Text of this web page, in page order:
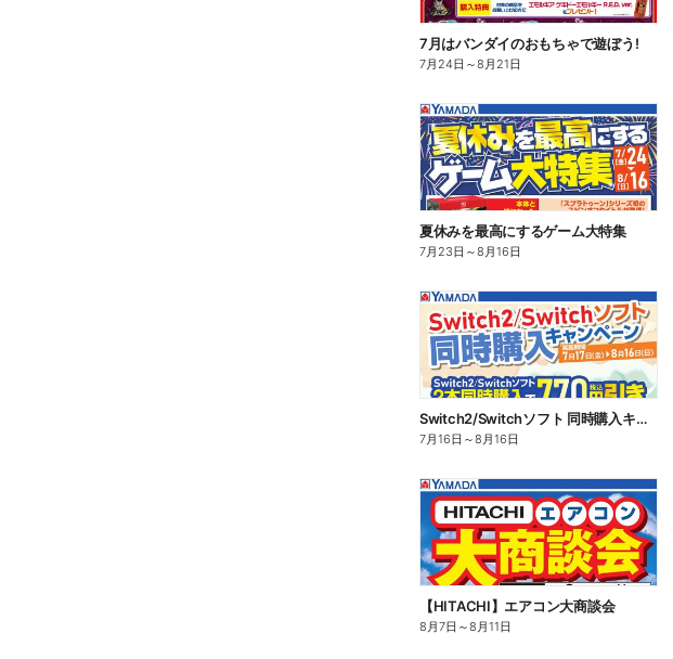
7月はバンダイのおもちゃで遊ぼう!
7月24日 ～8月21日
夏休みを最高にするゲーム大特集
7月23日 ～8月16日
Switch2/Switchソフト 同時購入キャンペーン
7月16日 ～8月16日
【HITACHI】エアコン大商談会
8月7日 ～8月11日